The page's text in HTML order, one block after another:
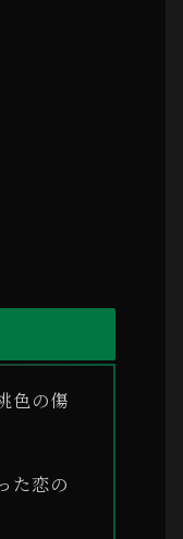
色の傷
た恋の